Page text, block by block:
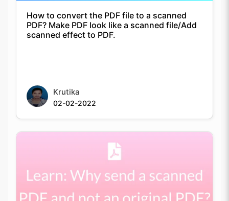
How to convert the PDF file to a scanned
PDF? Make PDF look like a scanned file/Add
scanned effect to PDF.
Krutika
02-02-2022